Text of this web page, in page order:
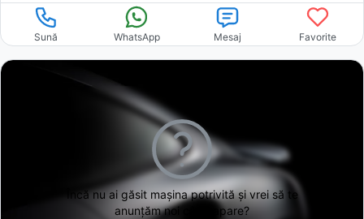
Sună WhatsApp Mesaj Favorite
Încă nu ai găsitmașina potrivită și vrei să te
anunțăm noi când apare?